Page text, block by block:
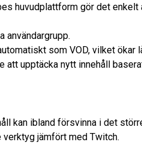
huvudplattform gör det
användargrupp.
som VOD, vilket ökar
att upptäcka nytt innehåll
kan ibland försvinna i det
verktyg jämfört med Twitch.